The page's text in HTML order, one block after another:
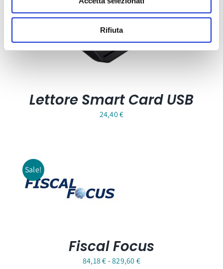
Rifiuta
Lettore Smart Card USB
24,40€
Sale!
Fiscal Focus
84,18€-829,60€Fascia